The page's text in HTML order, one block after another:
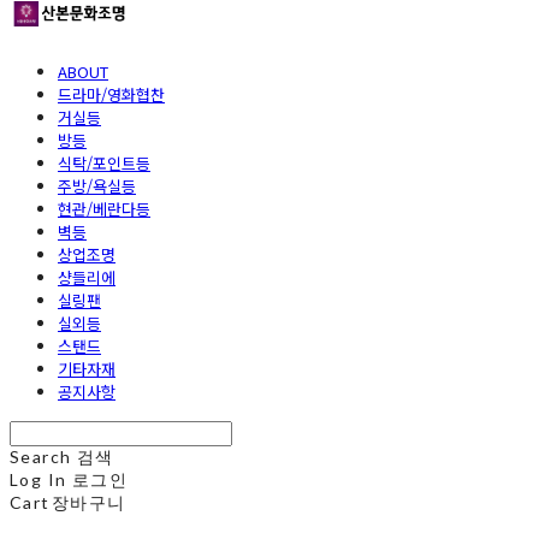
ABOUT
드라마/영화협찬
거실등
방등
식탁/포인트등
주방/욕실등
현관/베란다등
벽등
상업조명
샹들리에
실링팬
실외등
스탠드
기타자재
공지사항
Search 검색
Log In 로그인
Cart 장바구니